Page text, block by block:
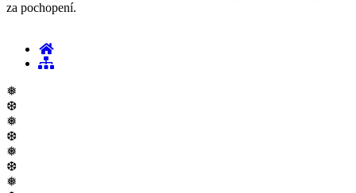
za pochopení.
❅
❆
❅
❆
❅
❆
❅